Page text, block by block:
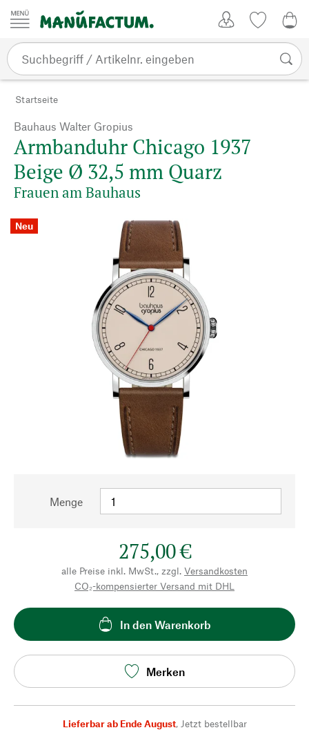
Zum Inhalt springen
Startseite
Bauhaus Walter Gropius
Armbanduhr Chicago 1937
Beige Ø 32,5 mm Quarz
Frauen am Bauhaus
Neu
Menge
275,00 €
alle Preise inkl. MwSt., zzgl. Versandkosten
CO₂-kompensierter Versand mit DHL
In den Warenkorb
Merken
Lieferbar ab Ende August, Jetzt bestellbar